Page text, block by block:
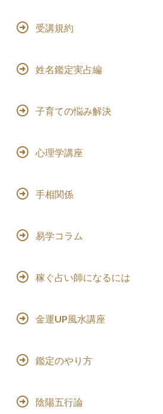
受講規約
姓名鑑定実占編
子育ての悩み解決
心理学講座
手相関係
易学コラム
稼ぐ占い師になるには
金運UP風水講座
鑑定のやり方
陰陽五行論